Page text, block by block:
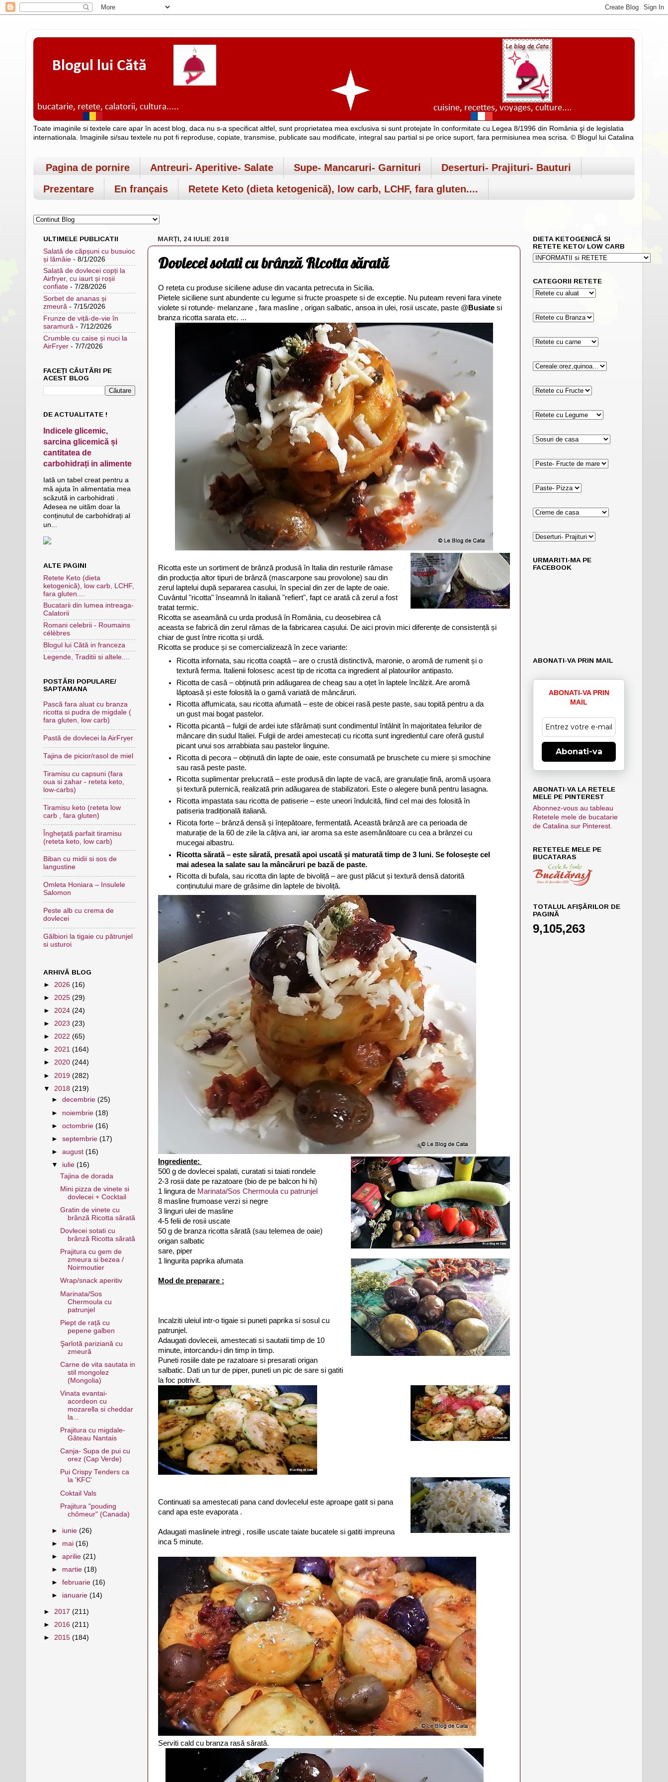
Toate imaginile si textele care apar în acest blog, daca nu s-a specificat altfel, sunt proprietatea mea exclusiva si sunt protejate în conformitate cu Legea 8/1996 din România şi de legislatia
internationala. Imaginile si/sau textele nu pot fi reproduse, copiate, transmise, publicate sau modificate, integral sau partial si pe orice suport, fara permisiunea mea scrisa. © Blogul lui Catalina
Pagina de pornire Antreuri- Aperitive- Salate Supe- Mancaruri- Garnituri
Deserturi- Prajituri- Bauturi
Prezentare
En français Retete Keto (dieta ketogenică), low carb, LCHF, fara gluten....
MARȚI, 24 IULIE 2018
Dovlecei sotati cu brânză Ricotta sărată
O reteta cu produse siciliene aduse din vacanta petrecuta in Sicilia.
Pietele siciliene sunt abundente cu legume si fructe proaspete si de exceptie. Nu puteam reveni fara vinete
violete si rotunde- melanzane , fara masline , origan salbatic, ansoa in ulei, rosii uscate, paste @Busiate si
branza ricotta sarata etc. ...
Ricotta este un sortiment de brânză produsă în Italia din resturile rămase
din producția altor tipuri de brânză (mascarpone sau provolone) sau din
zerul laptelui după separarea casului, în special din zer de lapte de oaie.
Cuvântul "ricotta" înseamnă în italiană "refiert", fapt ce arată că zerul a fost
tratat termic.
Ricotta se aseamănă cu urda produsă în România, cu deosebirea că
aceasta se fabrică din zerul rămas de la fabricarea cașului. De aici provin mici diferențe de consistență și
chiar de gust între ricotta și urdă.
Ricotta se produce și se comercializează în zece variante:
Ricotta infornata, sau ricotta coaptă – are o crustă distinctivă, maronie, o aromă de rumenit și o
textură ferma. Italienii folosesc acest tip de ricotta ca ingredient al platourilor antipasto.
Ricotta de casă – obținută prin adăugarea de cheag sau a oțet în laptele încălzit. Are aromă
lăptoasă și este folosită la o gamă variată de mâncăruri.
Ricotta affumicata, sau ricotta afumată – este de obicei rasă peste paste, sau topită pentru a da
un gust mai bogat pastelor.
Ricotta picantă – fulgii de ardei iute sfărâmați sunt condimentul întâlnit în majoritatea felurilor de
mâncare din sudul Italiei. Fulgii de ardei amestecați cu ricotta sunt ingredientul care oferă gustul
picant unui sos arrabbiata sau pastelor linguine.
Ricotta di pecora – obținută din lapte de oaie, este consumată pe bruschete cu miere și smochine
sau rasă peste paste.
Ricotta suplimentar prelucrată – este produsă din lapte de vacă, are granulație fină, aromă ușoara
și textură puternică, realizată prin adăugarea de stabilizatori. Este o alegere bună pentru lasagna.
Ricotta impastata sau ricotta de patiserie – este uneori îndulcită, fiind cel mai des folosită în
patiseria tradițională italiană.
Ricota forte – brânză densă și înțepătoare, fermentată. Această brânză are ca perioada de
maturație de la 60 de zile la câțiva ani, iar aroma sa este asemănătoare cu cea a brânzei cu
mucegai albastru.
Ricotta sărată – este sărată, presată apoi uscată și maturată timp de 3 luni. Se folosește cel
mai adesea la salate sau la mâncăruri pe bază de paste.
Ricotta di bufala, sau ricotta din lapte de bivoliță – are gust plăcut și textură densă datorită
conținutului mare de grăsime din laptele de bivoliță.
Ingrediente:
500 g de dovlecei spalati, curatati si taiati rondele
2-3 rosii date pe razatoare (bio de pe balcon hi hi)
1 lingura de Marinata/Sos Chermoula cu patrunjel
8 masline frumoase verzi si negre
3 linguri ulei de masline
4-5 felii de rosii uscate
50 g de branza ricotta sărată (sau telemea de oaie)
origan salbatic
sare, piper
1 lingurita paprika afumata
Mod de preparare :
Incalziti uleiul intr-o tigaie si puneti paprika si sosul cu
patrunjel.
Adaugati dovleceii, amestecati si sautatii timp de 10
minute, intorcandu-i din timp in timp.
Puneti rosiile date pe razatoare si presarati origan
salbatic. Dati un tur de piper, puneti un pic de sare si gatiti
la foc potrivit.
Continuati sa amestecati pana cand dovlecelul este aproape gatit si pana
cand apa este evaporata .
Adaugati maslinele intregi , rosille uscate taiate bucatele si gatiti impreuna
inca 5 minute.
Serviti cald cu branza rasă sărată.
ULTIMELE PUBLICATII
Salată de căpșuni cu busuioc
și lămâie - 8/1/2026
Salată de dovlecei copți la
Airfryer, cu iaurt și roșii
confiate - 7/28/2026
Sorbet de ananas și
zmeură - 7/15/2026
Frunze de viță-de-vie în
saramură - 7/12/2026
Crumble cu caise și nuci la
AirFryer - 7/7/2026
FACEȚI CĂUTĂRI PE
ACEST BLOG
DE ACTUALITATE !
Indicele glicemic,
sarcina glicemică și
cantitatea de
carbohidrați in alimente
Iată un tabel creat pentru a
mă ajuta în alimentatia mea
scăzută in carbohidrati .
Adesea ne uităm doar la
conținutul de carbohidrați al
un...
ALTE PAGINI
Retete Keto (dieta
ketogenică), low carb, LCHF,
fara gluten....
Bucatarii din lumea intreaga-
Calatorii
Romani celebrii - Roumains
célèbres
Blogul lui Cătă in franceza
Legende, Traditii si altele....
POSTĂRI POPULARE/
SAPTAMANA
Pască fara aluat cu branza
ricotta si pudra de migdale (
fara gluten, low carb)
Pastă de dovlecei la AirFryer
Tajina de picior/rasol de miel
Tiramisu cu capsuni (fara
oua si zahar - reteta keto,
low-carbs)
Tiramisu keto (reteta low
carb , fara gluten)
Îngheţată parfait tiramisu
(reteta keto, low carb)
Biban cu midii si sos de
langustine
Omleta Honiara – Insulele
Salomon
Peste alb cu crema de
dovlecei
Gălbiori la tigaie cu pătrunjel
si usturoi
ARHIVĂ BLOG
► 2026 (16)
► 2025 (29)
► 2024 (24)
► 2023 (23)
► 2022 (65)
► 2021 (164)
► 2020 (244)
► 2019 (282)
▼ 2018 (219)
►decembrie(25)
► noiembrie(18)
►octombrie(16)
►septembrie(17)
►august(16)
▼ iulie(16)
Tajina de dorada
Mini pizza de vinete si
dovlecei + Cocktail
Gratin de vinete cu
brânză Ricotta sărată
Dovlecei sotati cu
brânză Ricotta sărată
Prajitura cu gem de
zmeura si bezea /
Noirmoutier
Wrap/snack aperitiv
Marinata/Sos
Chermoula cu
patrunjel
Piept de rață cu
pepene galben
Şarlotă pariziană cu
zmeură
Carne de vita sautata in
stil mongolez
(Mongolia)
Vinata evantai-
acordeon cu
mozarella si cheddar
la...
Prajitura cu migdale-
Gâteau Nantais
Canja- Supa de pui cu
orez (Cap Verde)
Pui Crispy Tenders ca
la 'KFC'
Coktail Vals
Prajitura "pouding
chômeur" (Canada)
► iunie(26)
► mai(16)
►aprilie(21)
► martie(18)
►februarie(16)
► ianuarie(14)
► 2017 (211)
► 2016 (211)
► 2015 (184)
DIETA KETOGENICĂ SI
RETETE KETO/ LOW CARB
CATEGORII RETETE
URMARITI-MA PE
FACEBOOK
ABONATI-VA PRIN MAIL
ABONATI-VA PRIN
MAIL
Abonati-va
ABONATI-VA LA RETELE
MELE PE PINTEREST
Abonnez-vous au tableau
Retetele mele de bucatarie
de Catalina sur Pinterest.
RETETELE MELE PE
BUCATARAS
TOTALUL AFIȘĂRILOR DE
PAGINĂ
9,105,263